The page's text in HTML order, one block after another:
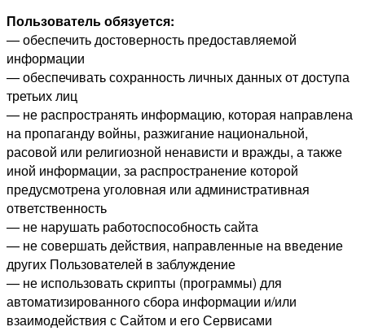
Пользователь обязуется:
— обеспечить достоверность предоставляемой
информации
— обеспечивать сохранность личных данных от доступа
третьих лиц
— не распространять информацию, которая направлена
на пропаганду войны, разжигание национальной,
расовой или религиозной ненависти и вражды, а также
иной информации, за распространение которой
предусмотрена уголовная или административная
ответственность
— не нарушать работоспособность сайта
— не совершать действия, направленные на введение
других Пользователей в заблуждение
— не использовать скрипты (программы) для
автоматизированного сбора информации и/или
взаимодействия с Сайтом и его Сервисами